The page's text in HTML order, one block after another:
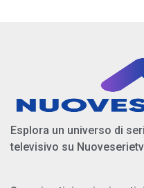
Esplora un universo di
televisivo su